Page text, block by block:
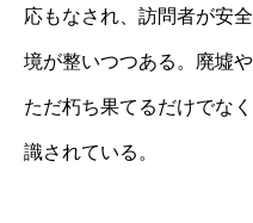
応もなされ、訪問者が安
境が整いつつある。廃墟
ただ朽ち果てるだけでな
識されている。